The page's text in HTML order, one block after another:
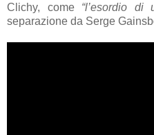
Clichy, come “l’esordio di
separazione da Serge